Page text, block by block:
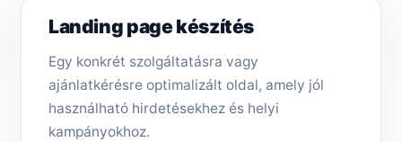
Landing page készítés
Egy konkrét szolgáltatásra vagy
ajánlatkérésre optimalizált oldal, amely jól
használható hirdetésekhez és helyi
kampányokhoz.